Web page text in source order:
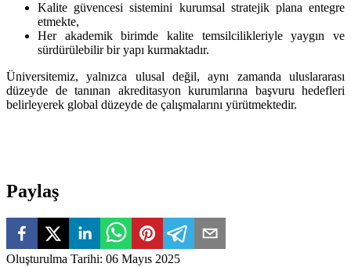
Kalite güvencesi sistemini kurumsal stratejik plana entegre
etmekte,
Her akademik birimde kalite temsilcilikleriyle yaygın ve
sürdürülebilir bir yapı kurmaktadır.
Üniversitemiz, yalnızca ulusal değil, aynı zamanda uluslararası
düzeyde de tanınan akreditasyon kurumlarına başvuru hedefleri
belirleyerek global düzeyde de çalışmalarını yürütmektedir.
Paylaş
Oluşturulma Tarihi: 06 Mayıs 2025